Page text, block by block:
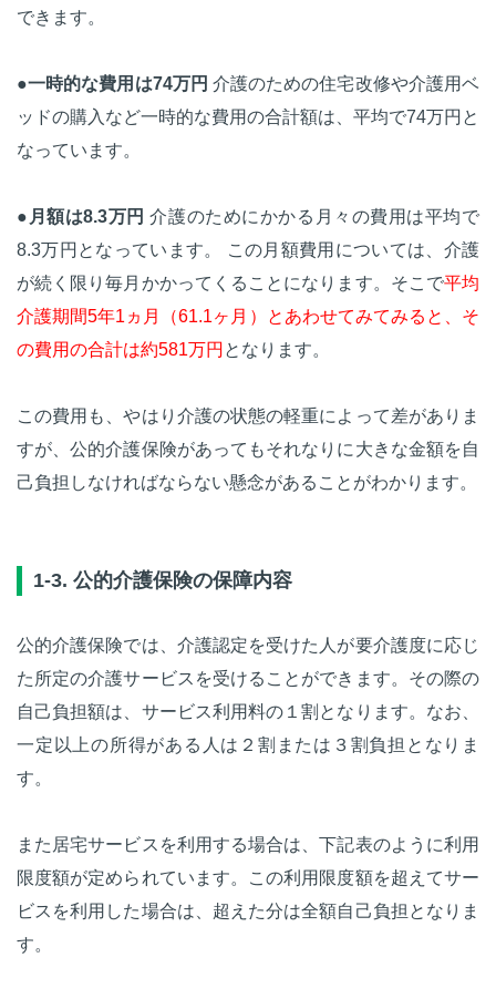
できます。
●一時的な費用は74万円 介護のための住宅改修や介護用ベ
ッドの購入など一時的な費用の合計額は、平均で74万円と
なっています。
●月額は8.3万円 介護のためにかかる月々の費用は平均で
8.3万円となっています。 この月額費用については、介護
が続く限り毎月かかってくることになります。そこで平均
介護期間5年1ヵ月（61.1ヶ月）とあわせてみてみると、そ
の費用の合計は約581万円 となります。
この費用も、やはり介護の状態の軽重によって差がありま
すが、公的介護保険があってもそれなりに大きな金額を自
己負担しなければならない懸念があることがわかります。
1-3. 公的介護保険の保障内容
公的介護保険では、介護認定を受けた人が要介護度に応じ
た所定の介護サービスを受けることができます。その際の
自己負担額は、サービス利用料の１割となります。なお、
一定以上の所得がある人は２割または３割負担となりま
す。
また居宅サービスを利用する場合は、下記表のように利用
限度額が定められています。この利用限度額を超えてサー
ビスを利用した場合は、超えた分は全額自己負担となりま
す。